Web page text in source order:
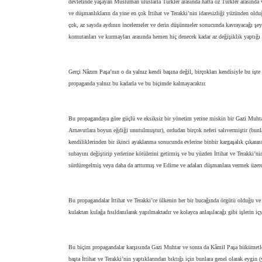
devletinde yaşayan Müslüman uluslarla Türkler arasında hatta öz Türkler
ve düşmanlıkların da yine en çok İttihat ve Terakki’nin idaresizliği yüzünden
çok, az sayıda aydının incelemeler ve derin düşünmeler sonucunda kavrayacağı
komutanları ve kurmayları arasında hemen hiç denecek kadar az değişiklik yaptığı
Gerçi Nâzım Paşa’nın o da yalnız kendi başına değil, birçokları kendisiyle bu
propaganda yalnız bu kadarla ve bu biçimde kalmayacaktır.
Bu propagandaya göre güçlü ve eksiksiz bir yönetim yerine miskin bir Gazi
Arnavutlara boyun eğdiği unutulmuştur), ordudan birçok neferi salıvermiştir
kendiliklerinden bir ikinci ayaklanma sonucunda evlerine binbir kargaşalık
subayını değiştirip yerlerine kötülerini getirmiş ve bu yüzden İttihat ve
sürdüregelmiş veya daha da arttırmış ve Edirne ve adaları düşmanlara vermek
Bu propagandalar İttihat ve Terakki’ce ülkenin her bir bucağında örgütü olduğu
kulaktan kulağa fısıldanılarak yapılmaktadır ve kolayca anlaşılacağı gibi işlerin
Bu biçim propagandalar karşısında Gazi Muhtar ve sonra da Kâmil Paşa
başta İttihat ve Terakki’nin yaptıklarından bıktığı için bunlara genel olarak